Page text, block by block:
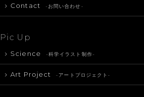
Contact -お問い合わせ-
Pic Up
Science -科学イラスト制作-
Art Project -アートプロジェクト-